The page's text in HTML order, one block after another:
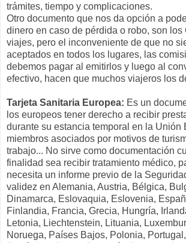
trámites, tiempo y complicaciones.
Otro documento que nos da opción a
dinero en caso de pérdida o robo, son los
viajes, pero el inconveniente de que no
aceptados en todos los lugares, las
debemos pagar al emitirlos y luego al
efectivo, hacen que muchos viajeros los
Tarjeta Sanitaria Europea: Es un
los europeos tener derecho a recibir
durante su estancia temporal en la Unión
miembros asociados por motivos de
trabajo... No sirve como documentación
finalidad sea recibir tratamiento médico,
necesita un informe previo de la
validez en Alemania, Austria, Bélgica,
Dinamarca, Eslovaquia, Eslovenia,
Finlandia, Francia, Grecia, Hungría,
Letonia, Liechtenstein, Lituania,
Noruega, Países Bajos, Polonia,